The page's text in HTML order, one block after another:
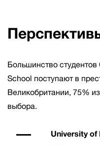
Большинство
School поступают в
Великобритании, 75%
выбора.
University of